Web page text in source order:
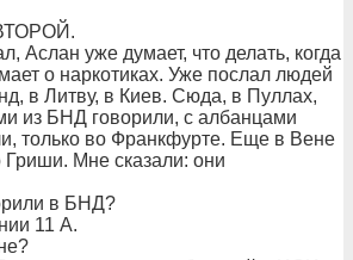
Аслан уже думает, что делать, когда
о наркотиках. Уже послал людей
в Литву, в Киев. Сюда, в Пуллах,
из БНД говорили, с албанцами
только во Франкфурте. Еще в Вене
Гриши. Мне сказали: они
в БНД?
11 А.